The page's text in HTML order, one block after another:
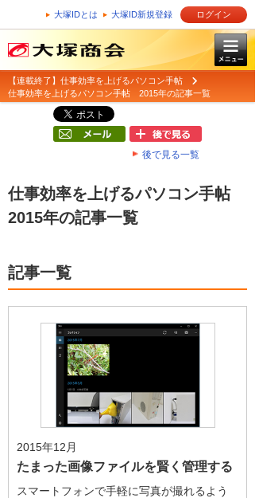
大塚IDとは 大塚ID新規登録 ログイン
【連載終了】仕事効率を上げるパソコン手帖
仕事効率を上げるパソコン手帖 2015年の記事一覧
後で見る一覧
仕事効率を上げるパソコン手帖
2015年の記事一覧
記事一覧
2015年12月
たまった画像ファイルを賢く管理する
スマートフォンで手軽に写真が撮れるよう